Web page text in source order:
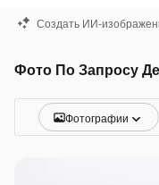
Создать ИИ-
Фото По Запросу
Фотографии